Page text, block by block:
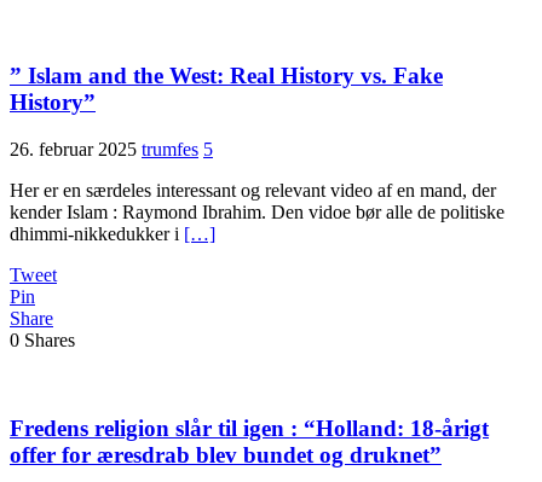
” Islam and the West: Real History vs. Fake
History”
26. februar 2025 trumfes 5
Her er en særdeles interessant og relevant video af en mand, der
kender Islam : Raymond Ibrahim. Den vidoe bør alle de politiske
dhimmi-nikkedukker i […]
Tweet
Pin
Share
0 Shares
Fredens religion slår til igen : “Holland: 18-årigt
offer for æresdrab blev bundet og druknet”